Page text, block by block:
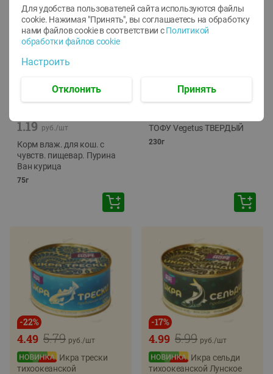
1.19 руб./шт
Корм влаж. для кош. с
чувств. пищевар. Пурина
Ван курица
75г
ТОФУ Vegetus ТВЕРДЫЙ
230г
-22%
5.79
4.49 руб./шт
Икра трески
тихоокеанской
-17%
5.99
4.99 руб./шт
Икра сельди
тихоокеанской Лунское
Для удобства пользователей сайта используются файлы
cookie. Нажимая "Принять", вы соглашаетесь на обработку
нами файлов cookie в соответствии с Политикой
обработки файлов cookie
Настроить
Отклонить Принять